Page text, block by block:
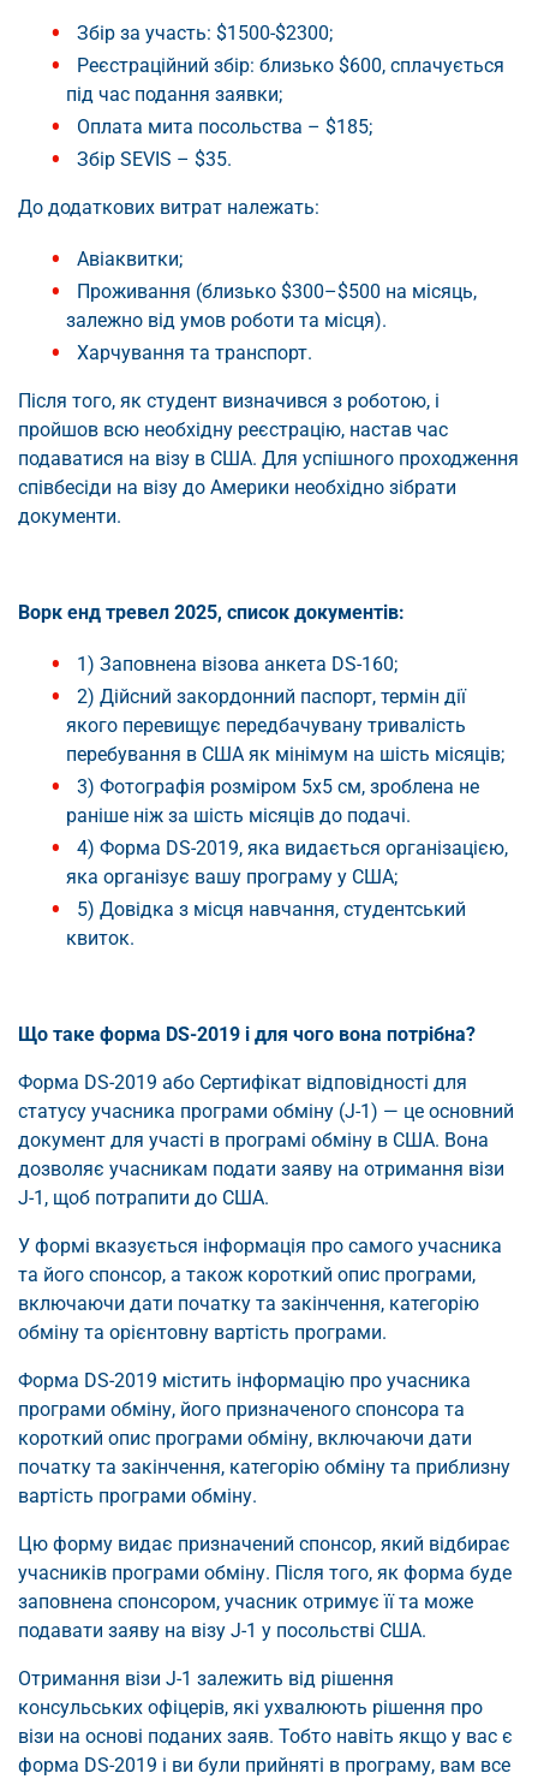
Збір за участь: $1500-$2300;
Реєстраційний збір: близько $600, сплачується
під час подання заявки;
Оплата мита посольства – $185;
Збір SEVIS – $35.
До додаткових витрат належать:
Авіаквитки;
Проживання (близько $300–$500 на місяць,
залежно від умов роботи та місця).
Харчування та транспорт.
Після того, як студент визначився з роботою, і
пройшов всю необхідну реєстрацію, настав час
подаватися на візу в США. Для успішного проходження
співбесіди на візу до Америки необхідно зібрати
документи.
Ворк енд тревел 2025, список документів:
1) Заповнена візова анкета DS-160;
2) Дійсний закордонний паспорт, термін дії
якого перевищує передбачувану тривалість
перебування в США як мінімум на шість місяців;
3) Фотографія розміром 5x5 см, зроблена не
раніше ніж за шість місяців до подачі.
4) Форма DS-2019, яка видається організацією,
яка організує вашу програму у США;
5) Довідка з місця навчання, студентський
квиток.
Що таке форма DS-2019 і для чого вона потрібна?
Форма DS-2019 або Сертифікат відповідності для
статусу учасника програми обміну (J-1) — це основний
документ для участі в програмі обміну в США. Вона
дозволяє учасникам подати заяву на отримання візи
J-1, щоб потрапити до США.
У формі вказується інформація про самого учасника
та його спонсор, а також короткий опис програми,
включаючи дати початку та закінчення, категорію
обміну та орієнтовну вартість програми.
Форма DS-2019 містить інформацію про учасника
програми обміну, його призначеного спонсора та
короткий опис програми обміну, включаючи дати
початку та закінчення, категорію обміну та приблизну
вартість програми обміну.
Цю форму видає призначений спонсор, який відбирає
учасників програми обміну. Після того, як форма буде
заповнена спонсором, учасник отримує її та може
подавати заяву на візу J-1 у посольстві США.
Отримання візи J-1 залежить від рішення
консульських офіцерів, які ухвалюють рішення про
візи на основі поданих заяв. Тобто навіть якщо у вас є
форма DS-2019 і ви були прийняті в програму, вам все